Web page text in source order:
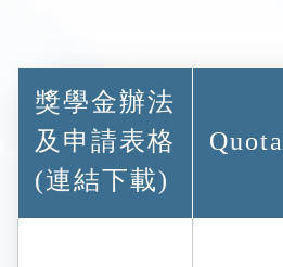
獎學金辦法
及申請表格
(連結下載)
Quota